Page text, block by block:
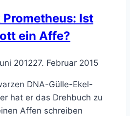
Ist
ein Affe?
201227. Februar 2015
DNA-Gülle-Ekel-
hat er das Drehbuch zu
Affen schreiben